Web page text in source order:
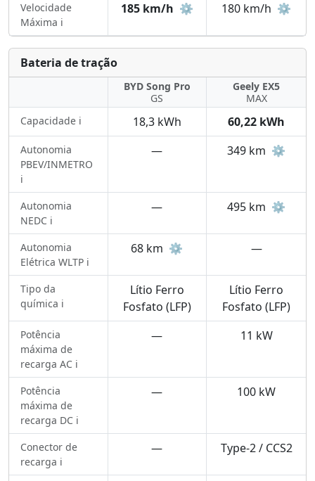
Velocidade
Máxima ℹ️
185 km/h ⚙️ 180 km/h ⚙️
Bateria de tração
BYD Song Pro
GS
Geely EX5
MAX
Capacidade ℹ️
18,3 kWh 60,22 kWh
Autonomia
PBEV/INMETRO
ℹ️
— 349 km ⚙️
Autonomia
NEDC ℹ️
— 495 km ⚙️
Autonomia
Elétrica WLTP ℹ️
68 km ⚙️ —
Tipo da
química ℹ️
Lítio Ferro
Fosfato (LFP)
Lítio Ferro
Fosfato (LFP)
Potência
máxima de
recarga AC ℹ️
— 11 kW
Potência
máxima de
recarga DC ℹ️
— 100 kW
Conector de
recarga ℹ️
— Type-2 / CCS2